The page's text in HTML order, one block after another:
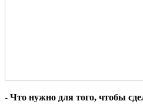
- Что нужно для того, чтобы